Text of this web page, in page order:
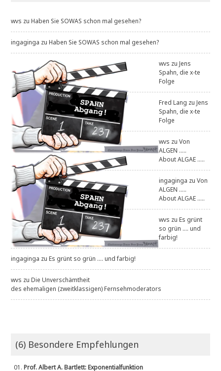
wvs zuHaben Sie SOWAS schon mal gesehen?
ingaginga zuHaben Sie SOWAS schon mal gesehen?
wvs zuJens
Spahn, die x-te
Folge
Fred Lang zuJens
Spahn, die x-te
Folge
wvs zuVon
ALGEN .....
About ALGAE .....
ingaginga zuVon
ALGEN .....
About ALGAE .....
wvs zuEs grünt
so grün .... und
farbig!
ingaginga zuEs grünt so grün .... und farbig!
wvs zuDie Unverschämtheit
des ehemaligen (zweitklassigen) Fernsehmoderators
(6) Besondere Empfehlungen
01.Prof. Albert A. Bartlett: Exponentialfunktion